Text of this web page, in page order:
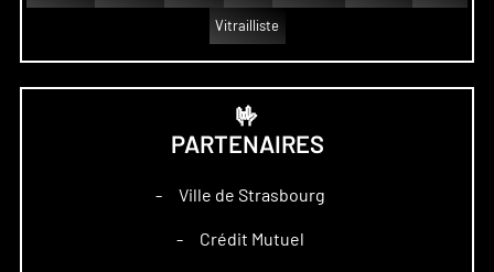
Vitrailliste
🤟
PARTENAIRES
– Ville de Strasbourg
– Crédit Mutuel